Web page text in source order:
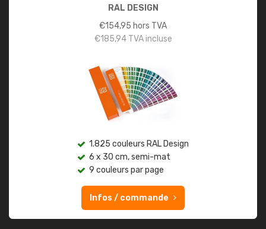
RAL DESIGN
€154,95 hors TVA
€185,94TVA incluse
1.825 couleurs RAL Design
6 x 30 cm, semi-mat
9 couleurs par page
Infos / commande